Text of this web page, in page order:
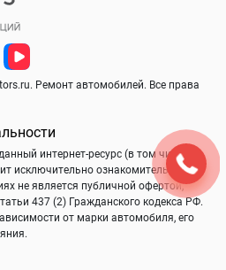
Ремонт автомобилей. Все права
интернет-ресурс (в том числе
исключительно ознакомительный
не является публичной офертой,
437 (2) Гражданского кодекса РФ.
от марки автомобиля, его